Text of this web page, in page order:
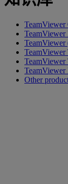
TeamViewer
TeamViewer
TeamViewer
TeamViewer
TeamViewer
TeamViewer
Other